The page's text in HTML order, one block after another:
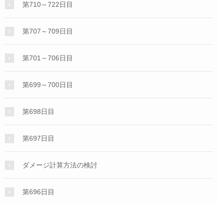
第710～722日目
第707～709日目
第701～706日目
第699～700日目
第698日目
第697日目
ダメージ計算方法の検討
第696日目